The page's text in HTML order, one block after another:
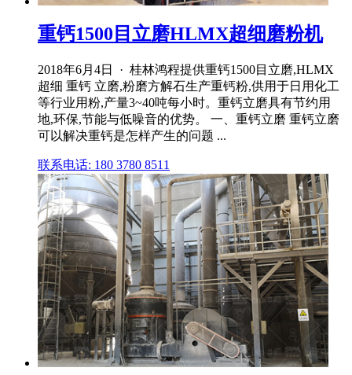
重钙1500目立磨HLMX超细磨粉机
2018年6月4日 · 桂林鸿程提供重钙1500目立磨,HLMX
超细 重钙 立磨,粉磨方解石生产重钙粉,供用于日用化工
等行业用粉,产量3~40吨每小时。重钙立磨具有节约用
地,环保,节能与低噪音的优势。 一、重钙立磨 重钙立磨
可以解决重钙是怎样产生的问题 ...
联系电话: 180 3780 8511